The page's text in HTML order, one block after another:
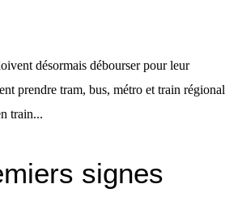
désormais débourser pour leur
prendre tram, bus, métro et train régional
train...
signes